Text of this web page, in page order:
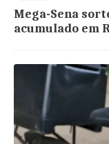
Mega-Sena
acumulado em